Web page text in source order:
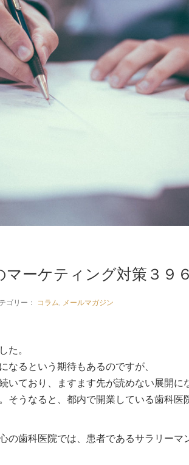
マーケティング対策３９
ゴリー： コラム, メールマガジン
た。
なるという期待もあるのですが、
いており、ますます先が読めない展開に
そうなると、都内で開業している歯科医
の歯科医院では、患者であるサラリー